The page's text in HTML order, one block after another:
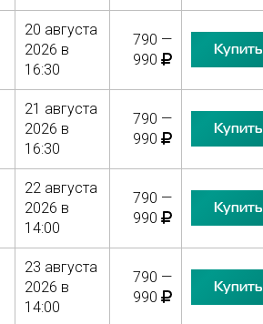
20 августа
2026 в
16:30
790 —
990
Купить
21 августа
2026 в
16:30
790 —
990
Купить
22 августа
2026 в
14:00
790 —
990
Купить
23 августа
2026 в
14:00
790 —
990
Купить